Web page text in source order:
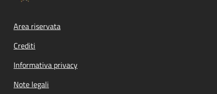
Footer menu
Area riservata
Crediti
Informativa privacy
Note legali